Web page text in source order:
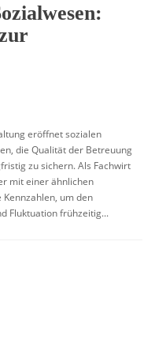
eröffnet sozialen
die Qualität der Betreuung
zu sichern. Als Fachwirt
mit einer ähnlichen
um den
Fluktuation frühzeitig...